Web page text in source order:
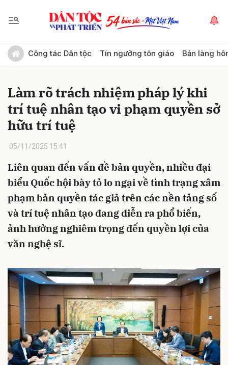
Công tác Dân tộc Tín ngưỡng tôn giáo Bản làng
Làm rõ trách nhiệm pháp lý khi
trí tuệ nhân tạo vi phạm quyền sở
hữu trí tuệ
05/11/2025 15:41
Liên quan đến vấn đề bản quyền, nhiều đại
biểu Quốc hội bày tỏ lo ngại về tình trạng xâm
phạm bản quyền tác giả trên các nền tảng số
và trí tuệ nhân tạo đang diễn ra phổ biến,
ảnh hưởng nghiêm trọng đến quyền lợi của
văn nghệ sĩ.
Gửi bình luận